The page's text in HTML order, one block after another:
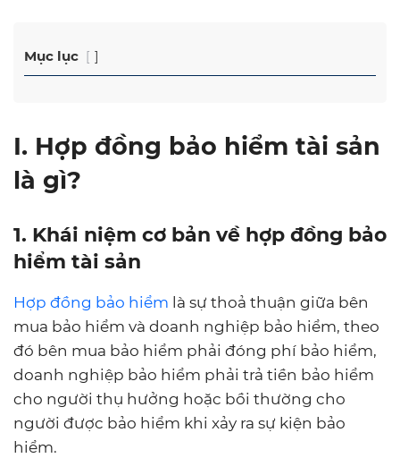
Mục lục
I. Hợp đồng bảo hiểm tài sản
là gì?
1. Khái niệm cơ bản về hợp đồng bảo
hiểm tài sản
Hợp đồng bảo hiểm là sự thoả thuận giữa bên
mua bảo hiểm và doanh nghiệp bảo hiểm, theo
đó bên mua bảo hiểm phải đóng phí bảo hiểm,
doanh nghiệp bảo hiểm phải trả tiền bảo hiểm
cho người thụ hưởng hoặc bồi thường cho
người được bảo hiểm khi xảy ra sự kiện bảo
hiểm.